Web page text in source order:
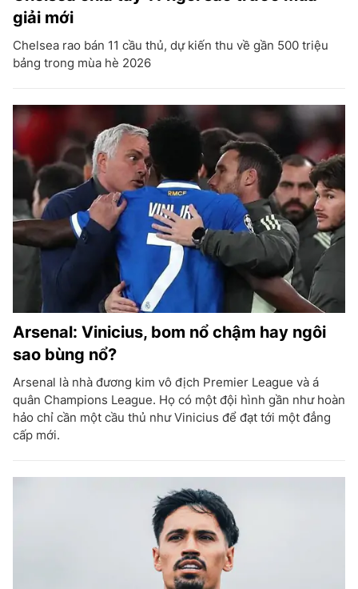
giải mới
Chelsea rao bán 11 cầu thủ, dự kiến thu về gần 500 triệu
bảng trong mùa hè 2026
Arsenal: Vinicius, bom nổ chậm hay ngôi
sao bùng nổ?
Arsenal là nhà đương kim vô địch Premier League và á
quân Champions League. Họ có một đội hình gần như hoàn
hảo chỉ cần một cầu thủ như Vinicius để đạt tới một đẳng
cấp mới.